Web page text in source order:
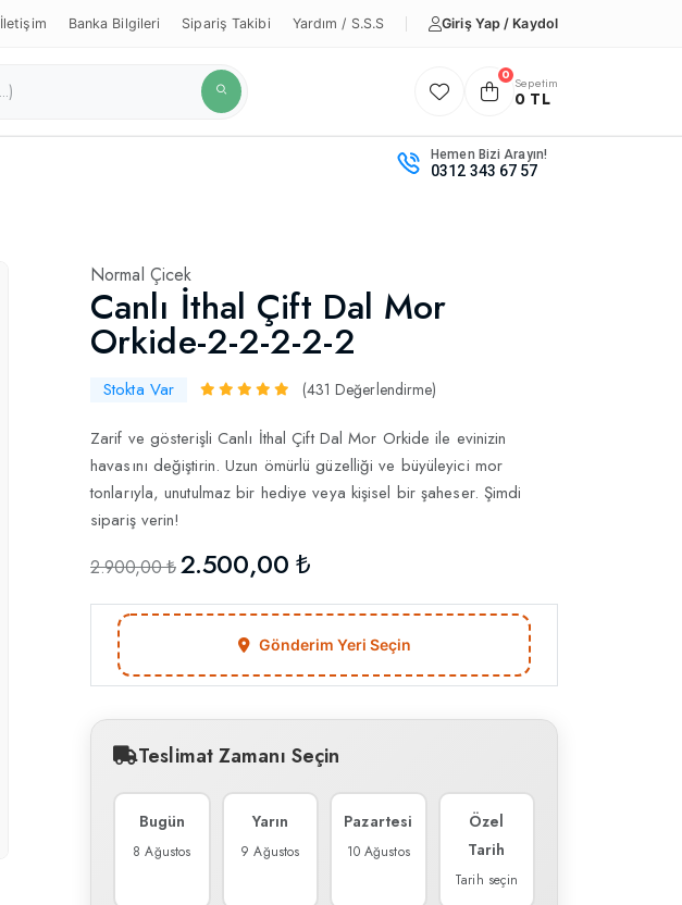
İletişim Banka Bilgileri Sipariş Takibi Yardım / S.S.S Giriş Yap / Kaydol
0 Sepetim
0 TL
Hemen Bizi Arayın!
0312 343 67 57
Normal Çicek
Canlı İthal Çift Dal Mor
Orkide-2-2-2-2-2
Stokta Var (431 Değerlendirme)
Zarif ve gösterişli Canlı İthal Çift Dal Mor Orkide ile evinizin
havasını değiştirin. Uzun ömürlü güzelliği ve büyüleyici mor
tonlarıyla, unutulmaz bir hediye veya kişisel bir şaheser. Şimdi
sipariş verin!
2.900,00 ₺2.500,00 ₺
Gönderim Yeri Seçin
Teslimat Zamanı Seçin
Bugün
8 Ağustos
Yarın
9 Ağustos
Pazartesi
10 Ağustos
Özel
Tarih
Tarih seçin